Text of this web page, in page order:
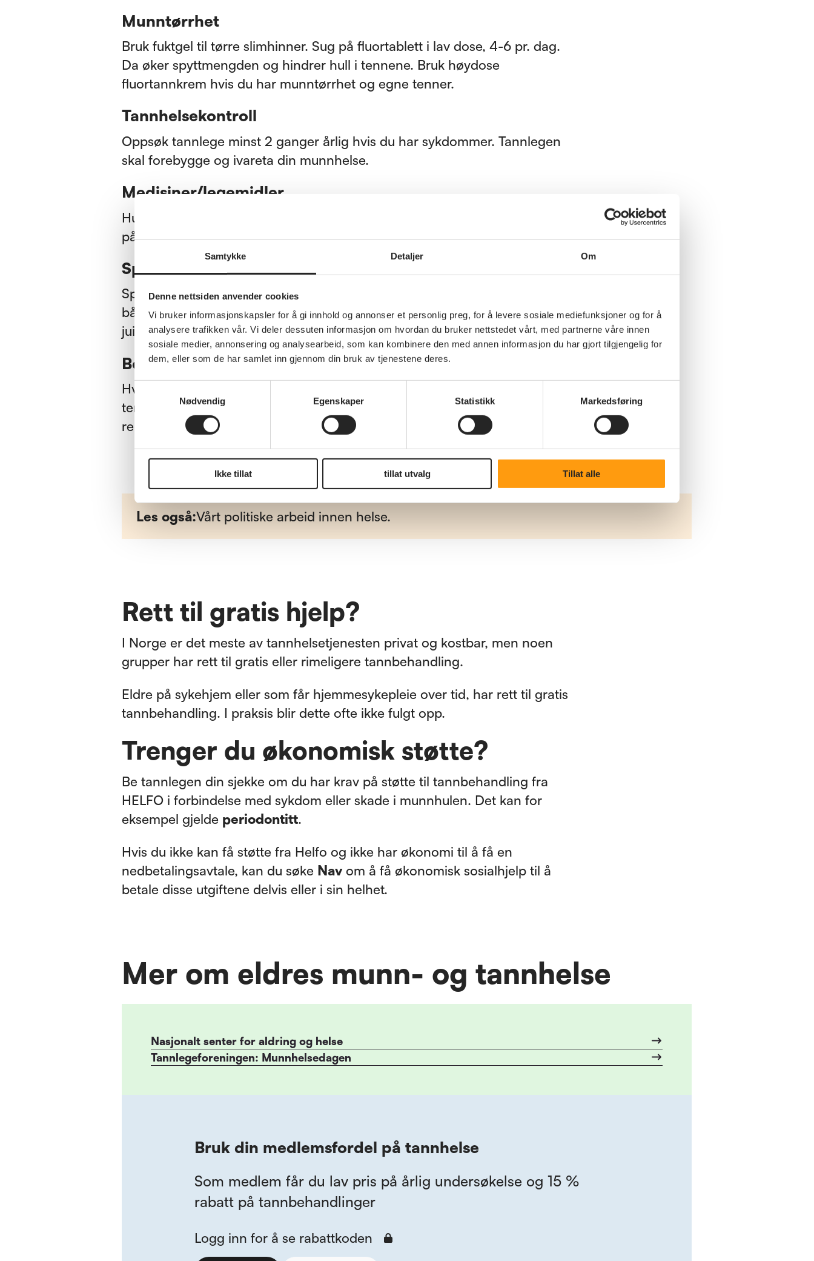
Samtykke Detaljer Om
Denne nettsiden anvender cookies
Vi bruker informasjonskapsler for å gi innhold og annonser et personlig preg, for å levere sosiale mediefunksjoner og for å
analysere trafikken vår. Vi deler dessuten informasjon om hvordan du bruker nettstedet vårt, med partnerne våre innen
sosiale medier, annonsering og analysearbeid, som kan kombinere den med annen informasjon du har gjort tilgjengelig for
dem, eller som de har samlet inn gjennom din bruk av tjenestene deres.
Nødvendig
Egenskaper Statistikk Markedsføring
Ikke tillat tillat utvalg Tillat alle
Munntørrhet
Bruk fuktgel til tørre slimhinner. Sug på fluortablett i lav dose, 4-6 pr. dag.
Da øker spyttmengden og hindrer hull i tennene. Bruk høydose
fluortannkrem hvis du har munntørrhet og egne tenner.
Tannhelsekontroll
Oppsøk tannlege minst 2 ganger årlig hvis du har sykdommer. Tannlegen
skal forebygge og ivareta din munnhelse.
Medisiner/legemidler
Husk at medisiner kan forårsake munntørrhet. Høydose fluortannkrem fås
på resept hos fastlege eller tannlege.
Spytt er viktig
Spyttet er avgjørende for sunne tenner og tannkjøtt – og har mye å si for
både matinntak og tale. Munntørrhet, hyppig inntak av sukkerholdig mat,
juice eller saft skaper uheldige forhold for tennene.
Be om hjelp
Hvis evnen til å opprettholde god munnhygiene svikter, kan selv friske
tenner forringes raskt. Be om hjelp hvis du får problemer med å pusse eller
rengjøre tennene.
Les også:Vårt politiske arbeid innen helse.
Rett til gratis hjelp?
I Norge er det meste av tannhelsetjenesten privat og kostbar, men noen
grupper har rett til gratis eller rimeligere tannbehandling.
Eldre på sykehjem eller som får hjemmesykepleie over tid, har rett til gratis
tannbehandling. I praksis blir dette ofte ikke fulgt opp.
Trenger du økonomisk støtte?
Be tannlegen din sjekke om du har krav på støtte til tannbehandling fra
HELFO i forbindelse med sykdom eller skade i munnhulen. Det kan for
eksempel gjelde periodontitt.
Hvis du ikke kan få støtte fra Helfo og ikke har økonomi til å få en
nedbetalingsavtale, kan du søke Navom å få økonomisk sosialhjelp til å
betale disse utgiftene delvis eller i sin helhet.
Mer om eldres munn- og tannhelse
Nasjonalt senter for aldring og helse
Tannlegeforeningen: Munnhelsedagen
Bruk din medlemsfordel på tannhelse
Som medlem får du lav pris på årlig undersøkelse og 15 %
rabatt på tannbehandlinger
Logg inn for å se rabattkoden